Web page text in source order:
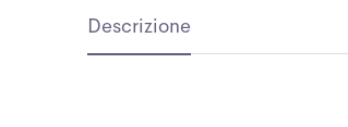
Descrizione